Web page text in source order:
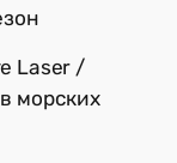
Laser /
морских